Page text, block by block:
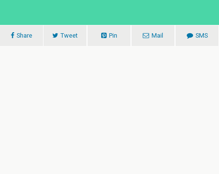
Share Tweet Pin Mail SMS